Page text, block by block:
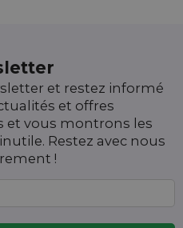
et restez informé
et offres
et vous montrons les
Restez avec nous
!